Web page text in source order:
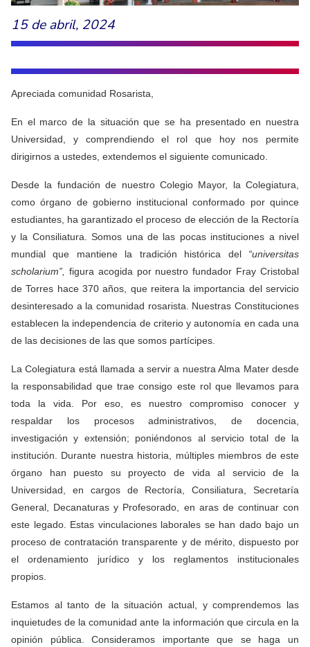
15 de abril, 2024
Apreciada comunidad Rosarista,
En el marco de la situación que se ha presentado en nuestra
Universidad, y comprendiendo el rol que hoy nos permite
dirigirnos a ustedes, extendemos el siguiente comunicado.
Desde la fundación de nuestro Colegio Mayor, la Colegiatura,
como órgano de gobierno institucional conformado por quince
estudiantes, ha garantizado el proceso de elección de la Rectoría
y la Consiliatura. Somos una de las pocas instituciones a nivel
mundial que mantiene la tradición histórica del “universitas
scholarium”, figura acogida por nuestro fundador Fray Cristobal
de Torres hace 370 años, que reitera la importancia del servicio
desinteresado a la comunidad rosarista. Nuestras Constituciones
establecen la independencia de criterio y autonomía en cada una
de las decisiones de las que somos partícipes.
La Colegiatura está llamada a servir a nuestra Alma Mater desde
la responsabilidad que trae consigo este rol que llevamos para
toda la vida. Por eso, es nuestro compromiso conocer y
respaldar los procesos administrativos, de docencia,
investigación y extensión; poniéndonos al servicio total de la
institución. Durante nuestra historia, múltiples miembros de este
órgano han puesto su proyecto de vida al servicio de la
Universidad, en cargos de Rectoría, Consiliatura, Secretaría
General, Decanaturas y Profesorado, en aras de continuar con
este legado. Estas vinculaciones laborales se han dado bajo un
proceso de contratación transparente y de mérito, dispuesto por
el ordenamiento jurídico y los reglamentos institucionales
propios.
Estamos al tanto de la situación actual, y comprendemos las
inquietudes de la comunidad ante la información que circula en la
opinión pública. Consideramos importante que se haga un